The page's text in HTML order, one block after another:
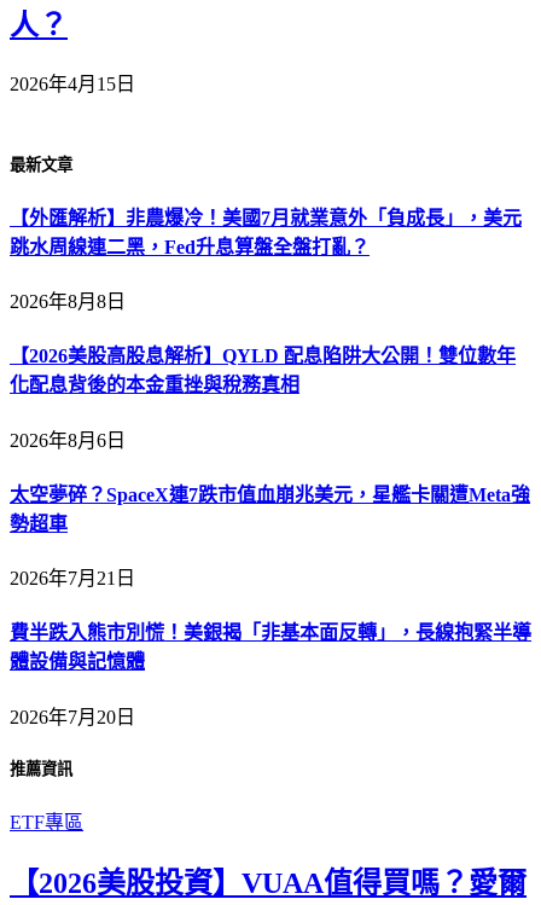
人？
2026年4月15日
最新文章
【外匯解析】非農爆冷！美國7月就業意外「負成長」，美元
跳水周線連二黑，Fed升息算盤全盤打亂？
2026年8月8日
【2026美股高股息解析】QYLD 配息陷阱大公開！雙位數年
化配息背後的本金重挫與稅務真相
2026年8月6日
太空夢碎？SpaceX連7跌市值血崩兆美元，星艦卡關遭Meta強
勢超車
2026年7月21日
費半跌入熊市別慌！美銀揭「非基本面反轉」，長線抱緊半導
體設備與記憶體
2026年7月20日
推薦資訊
ETF專區
【2026美股投資】VUAA值得買嗎？愛爾